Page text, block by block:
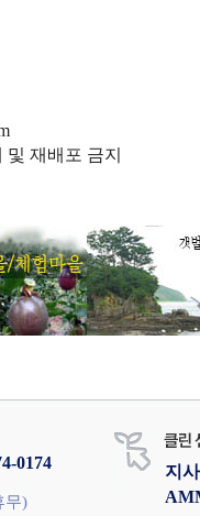
재배포 금지
0174
무)
지